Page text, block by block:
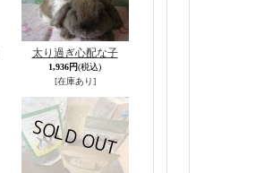
太り過ぎ心配な子
1,936円(税込)
[在庫あり]